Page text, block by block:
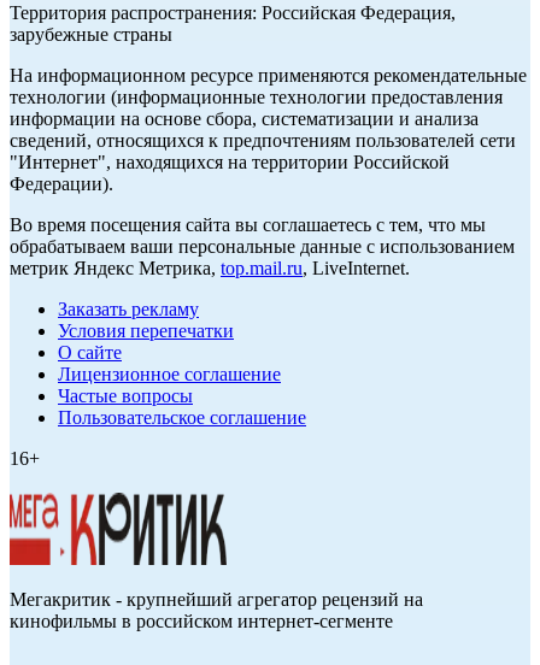
Территория распространения: Российская Федерация,
зарубежные страны
На информационном ресурсе применяются рекомендательные
технологии (информационные технологии предоставления
информации на основе сбора, систематизации и анализа
сведений, относящихся к предпочтениям пользователей сети
"Интернет", находящихся на территории Российской
Федерации).
Во время посещения сайта вы соглашаетесь с тем, что мы
обрабатываем ваши персональные данные с использованием
метрик Яндекс Метрика, top.mail.ru, LiveInternet.
Заказать рекламу
Условия перепечатки
О сайте
Лицензионное соглашение
Частые вопросы
Пользовательское соглашение
16+
Мегакритик - крупнейший агрегатор рецензий на
кинофильмы в российском интернет-сегменте